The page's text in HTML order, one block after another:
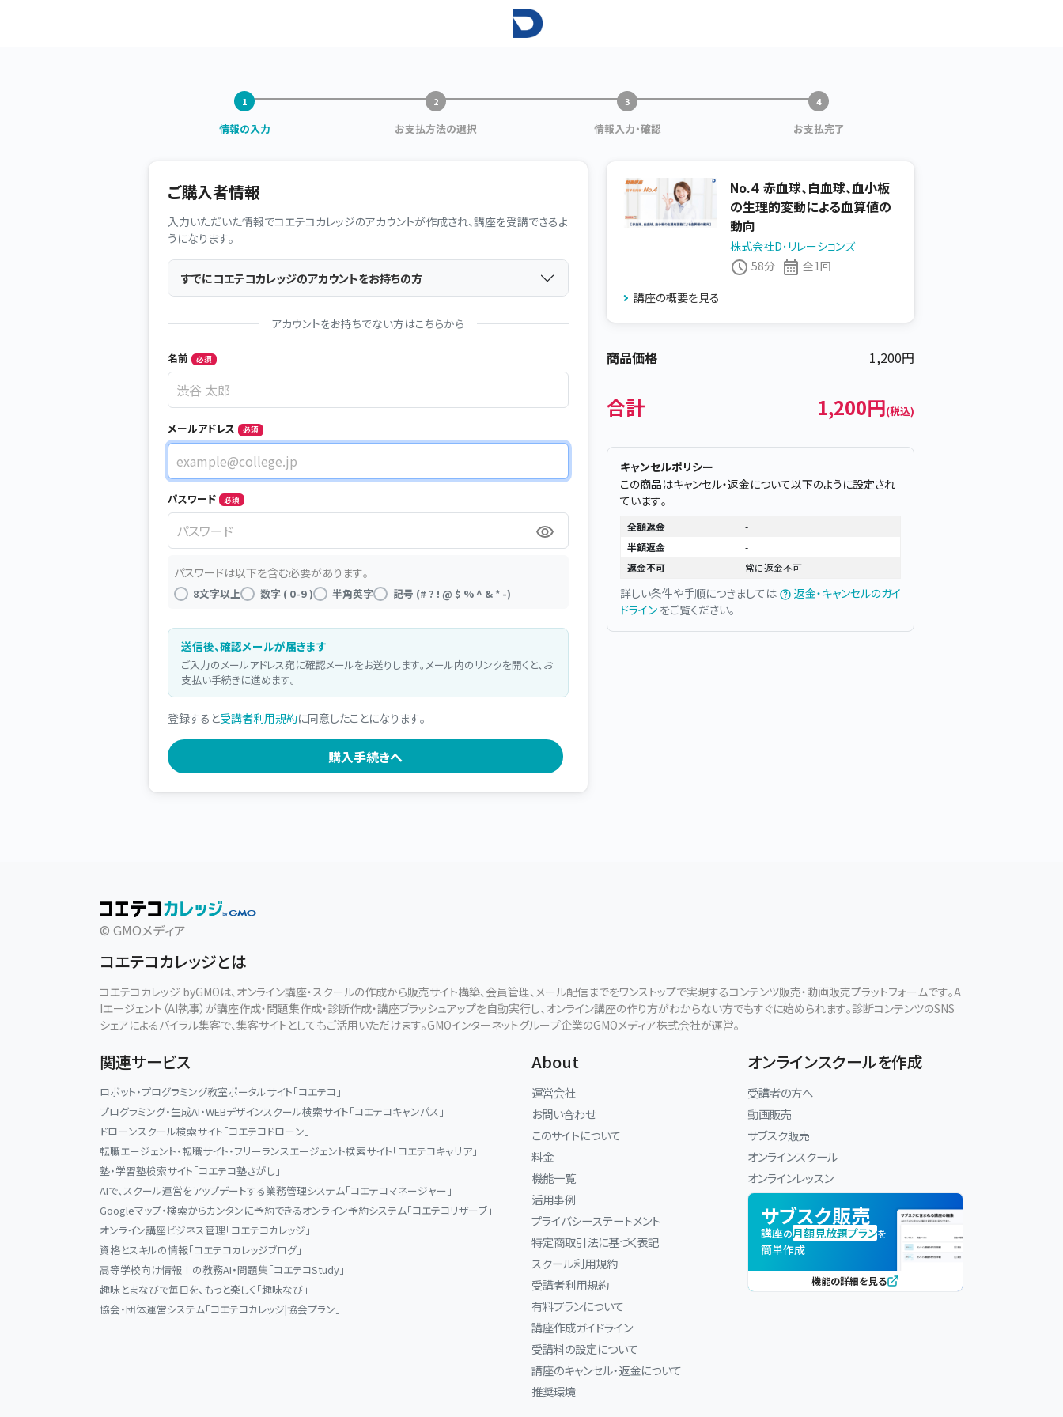
情報の入力 お支払方法の選択 情報入力・確認 お支払完了
ご購入者情報
入力いただいた情報でコエテコカレッジのアカウントが作成され、講座を受講できるよ
うになります。
すでにコエテコカレッジのアカウントをお持ちの方
アカウントをお持ちでない方はこちらから
Name
名前 必須
メールアドレス 必須
メールアドレス
パスワード 必須
パスワード
パスワードは以下を含む必要があります。
8文字以上 数字 ( 0-9 ) 半角英字 記号 (# ? ! @ $ % ^ & * -)
送信後、確認メールが届きます
ご入力のメールアドレス宛に確認メールをお送りします。メール内のリンクを開くと、お
支払い手続きに進めます。
登録すると受講者利用規約に同意したことになります。
No.４ 赤血球、白血球、血小板
の生理的変動による血算値の
動向
株式会社D･リレーションズ
58分
全1回
講座の概要を見る
商品価格 1,200円
合計 1,200円(税込)
キャンセルポリシー
この商品はキャンセル・返金について以下のように設定され
ています。
全額返金
-
半額返金
-
返金不可
常に返金不可
詳しい条件や手順につきましては
返金・キャンセルのガイ
ドライン をご覧ください。
© GMOメディア
コエテコカレッジとは
コエテコカレッジ byGMOは、オンライン講座・スクールの作成から販売サイト構築、会員管理、メール配信までをワンストップで実現するコンテンツ販売・動画販売プラットフォームです。A
Iエージェント（AI執事）が講座作成・問題集作成・診断作成・講座ブラッシュアップを自動実行し、オンライン講座の作り方がわからない方でもすぐに始められます。診断コンテンツのSNS
シェアによるバイラル集客で、集客サイトとしてもご活用いただけます。GMOインターネットグループ企業のGMOメディア株式会社が運営。
関連サービス
ロボット・プログラミング教室ポータルサイト「コエテコ」
プログラミング・生成AI・WEBデザインスクール検索サイト「コエテコキャンパス」
ドローンスクール検索サイト「コエテコドローン」
転職エージェント・転職サイト・フリーランスエージェント検索サイト「コエテコキャリア」
塾・学習塾検索サイト「コエテコ塾さがし」
AIで、スクール運営をアップデートする業務管理システム「コエテコマネージャー」
Googleマップ・検索からカンタンに予約できるオンライン予約システム「コエテコリザーブ」
オンライン講座ビジネス管理「コエテコカレッジ」
資格とスキルの情報「コエテコカレッジブログ」
高等学校向け情報Ⅰの教務AI・問題集「コエテコStudy」
趣味とまなびで毎日を、もっと楽しく「趣味なび」
協会・団体運営システム「コエテコカレッジ|協会プラン」
About
運営会社
お問い合わせ
このサイトについて
料金
機能一覧
活用事例
プライバシーステートメント
特定商取引法に基づく表記
スクール利用規約
受講者利用規約
有料プランについて
講座作成ガイドライン
受講料の設定について
講座のキャンセル・返金について
推奨環境
オンラインスクールを作成
受講者の方へ
動画販売
サブスク販売
オンラインスクール
オンラインレッスン
サブスク販売
講座の月額見放題プランを
簡単作成
機能の詳細を見る